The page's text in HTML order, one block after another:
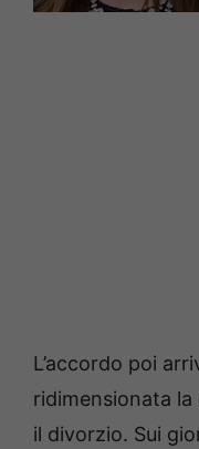
L’accordo poi
ridimensionata
il divorzio. Sui